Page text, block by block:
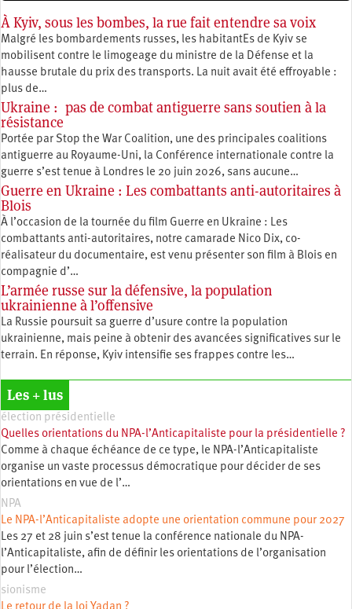
À Kyiv, sous les bombes, la rue fait entendre sa voix
Malgré les bombardements russes, les habitantEs de Kyiv se
mobilisent contre le limogeage du ministre de la Défense et la
hausse brutale du prix des transports. La nuit avait été effroyable :
plus de…
Ukraine : pas de combat antiguerre sans soutien à la
résistance
Portée par Stop the War Coalition, une des principales coalitions
antiguerre au Royaume-Uni, la Conférence internationale contre la
guerre s’est tenue à Londres le 20 juin 2026, sans aucune…
Guerre en Ukraine : Les combattants anti-autoritaires à
Blois
À l’occasion de la tournée du film Guerre en Ukraine : Les
combattants anti-autoritaires, notre camarade Nico Dix, co-
réalisateur du documentaire, est venu présenter son film à Blois en
compagnie d’…
L’armée russe sur la défensive, la population
ukrainienne à l’offensive
La Russie poursuit sa guerre d’usure contre la population
ukrainienne, mais peine à obtenir des avancées significatives sur le
terrain. En réponse, Kyiv intensifie ses frappes contre les…
Les + lus
élection présidentielle
Quelles orientations du NPA-l’Anticapitaliste pour la présidentielle ?
Comme à chaque échéance de ce type, le NPA-l’Anticapitaliste
organise un vaste processus démocratique pour décider de ses
orientations en vue de l’…
NPA
Le NPA-l’Anticapitaliste adopte une orientation commune pour 2027
Les 27 et 28 juin s’est tenue la conférence nationale du NPA-
l’Anticapitaliste, afin de définir les orientations de l’organisation
pour l’élection…
sionisme